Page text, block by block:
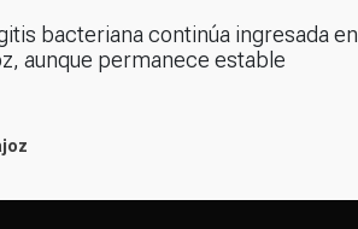
bacteriana continúa ingresada
aunque permanece estable